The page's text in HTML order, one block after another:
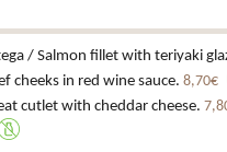
/ Salmon fillet with teriyaki
cheeks in red wine sauce. 8,70€
cutlet with cheddar cheese.